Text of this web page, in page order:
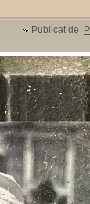
Publicat de